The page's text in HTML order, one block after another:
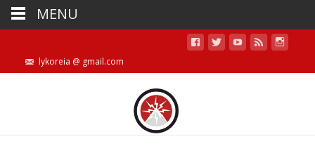
lykoreia @ gmail.com
MENU